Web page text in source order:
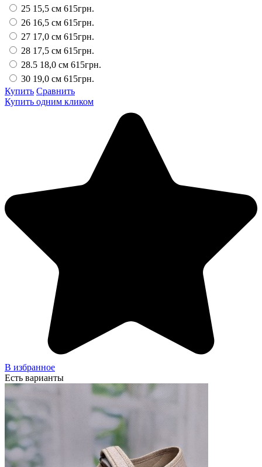
25 15,5 см 615грн.
26 16,5 см 615грн.
27 17,0 см 615грн.
28 17,5 см 615грн.
28.5 18,0 см 615грн.
30 19,0 см 615грн.
Купить Сравнить
Купить одним кликом
В избранное
Есть варианты